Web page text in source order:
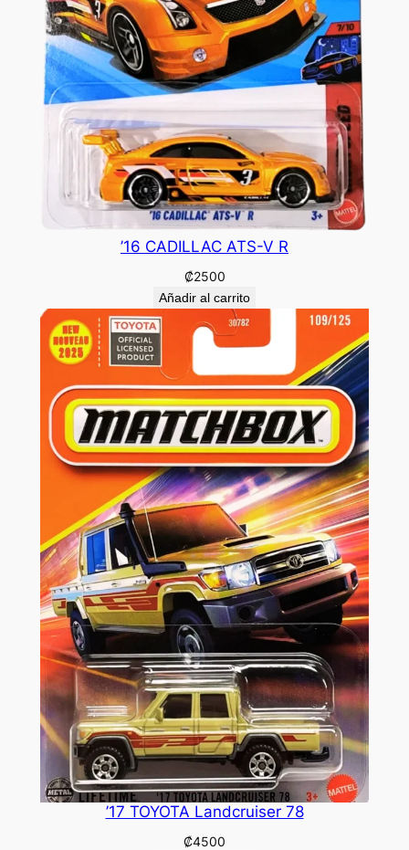
’16 CADILLAC ATS-V R
₡2500
Añadir al carrito
’17 TOYOTA Landcruiser 78
₡4500